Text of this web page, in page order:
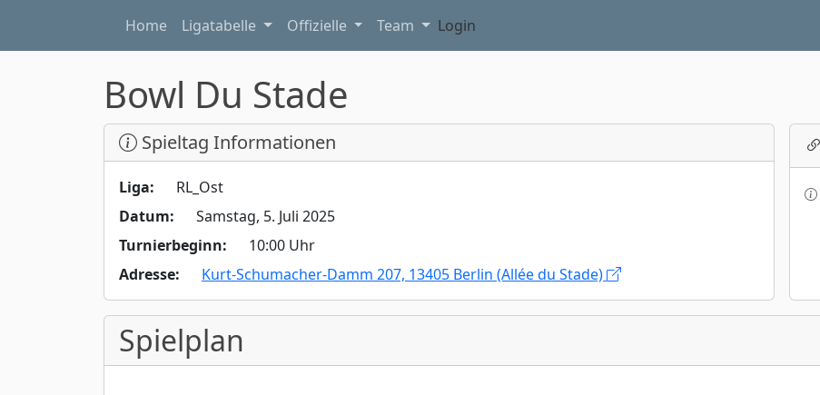
Home Ligatabelle Offizielle Team Login
Bowl Du Stade
Spieltag Informationen
Liga:
RL_Ost
Datum:
Samstag, 5. Juli 2025
Turnierbeginn:
10:00 Uhr
Adresse:
Kurt-Schumacher-Damm 207, 13405 Berlin (Allée du Stade)
Spielplan